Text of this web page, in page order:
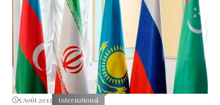
5 Août 20:13 International